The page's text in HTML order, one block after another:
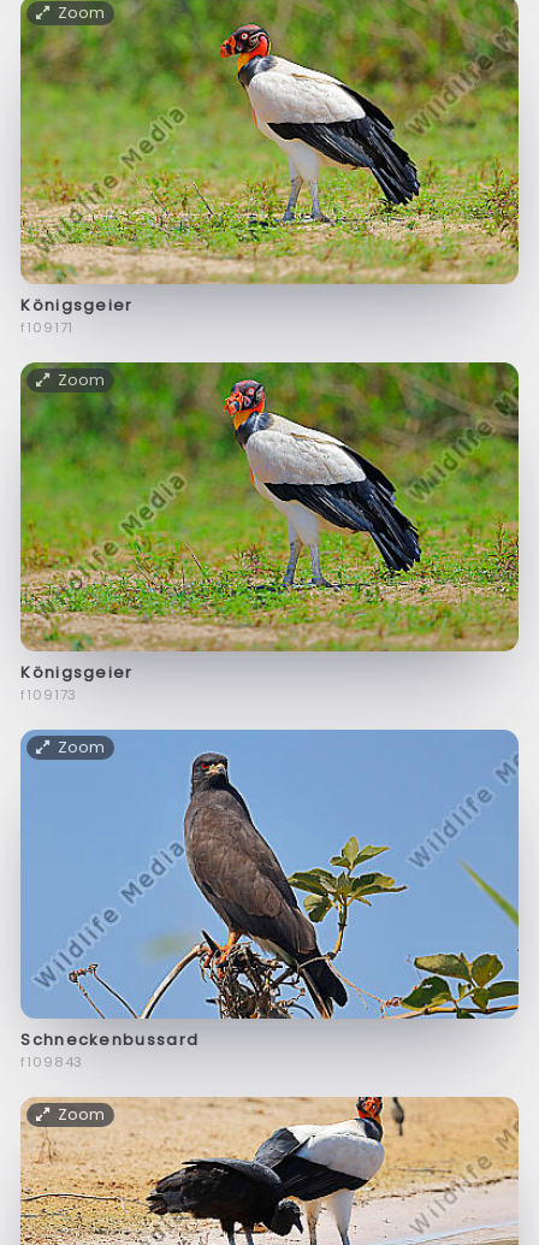
Zoom
Königsgeier
f109171
Zoom
Königsgeier
f109173
Zoom
Schneckenbussard
f109843
Zoom